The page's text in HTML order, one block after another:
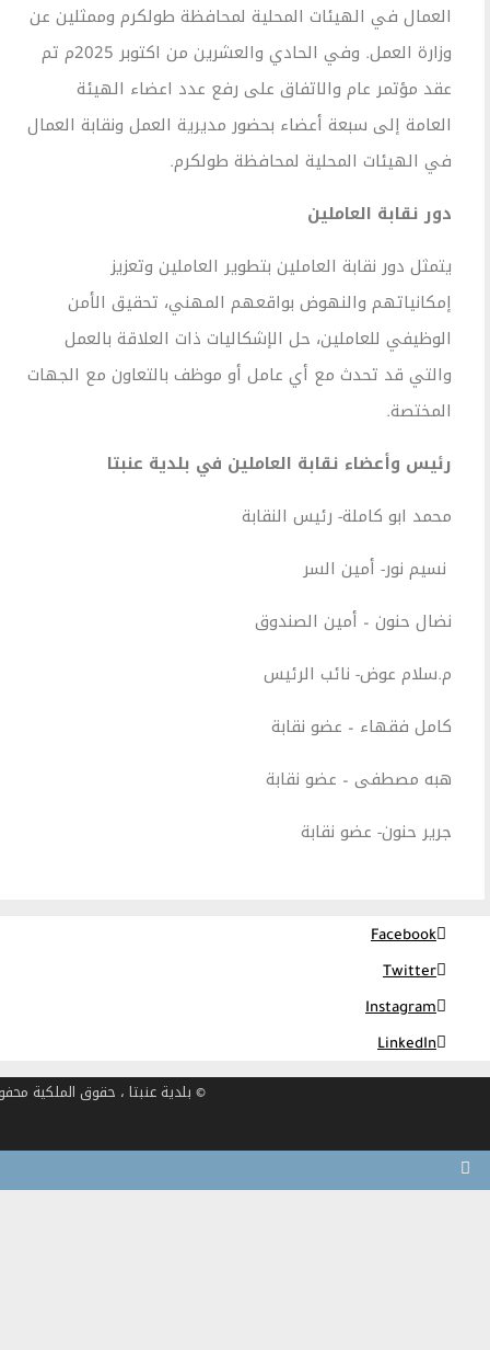
في الهيئات المحلية لمحافظة طولكرم وممثلين عن
وزارة العمل. وفي الحادي والعشرين من اكتوبر 2025م تم
مؤتمر عام والاتفاق على رفع عدد اعضاء الهيئة
إلى سبعة أعضاء بحضور مديرية العمل ونقابة العمال
الهيئات المحلية لمحافظة طولكرم.
نقابة العاملين
دور نقابة العاملين بتطوير العاملين وتعزيز
والنهوض بواقعهم المهني، تحقيق الأمن
للعاملين، حل الإشكاليات ذات العلاقة بالعمل
قد تحدث مع أي عامل أو موظف بالتعاون مع الجهات
وأعضاء نقابة العاملين في بلدية عنبتا
ابو كاملة- رئيس النقابة
نور- أمين السر
حنون – أمين الصندوق
عوض- نائب الرئيس
فقهاء – عضو نقابة
مصطفى – عضو نقابة
حنون- عضو نقابة
Facebook
Twitter
Instagram
LinkedIn
© بلدية عنبتا ، حقوق الملكية محفوظة